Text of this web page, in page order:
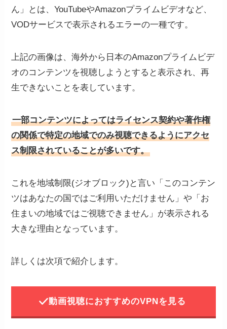
ん」とは、YouTubeやAmazonプライムビデオなど、
VODサービスで表示されるエラーの一種です。
上記の画像は、海外から日本のAmazonプライムビデ
オのコンテンツを視聴しようとすると表示され、再
生できないことを表しています。
一部コンテンツによってはライセンス契約や著作権
の関係で特定の地域でのみ視聴できるようにアクセ
ス制限されていることが多いです。
これを地域制限(ジオブロック)と言い「このコンテン
ツはあなたの国ではご利用いただけません」や「お
住まいの地域ではご視聴できません」が表示される
大きな理由となっています。
詳しくは次項で紹介します。
動画視聴におすすめのVPNを見る